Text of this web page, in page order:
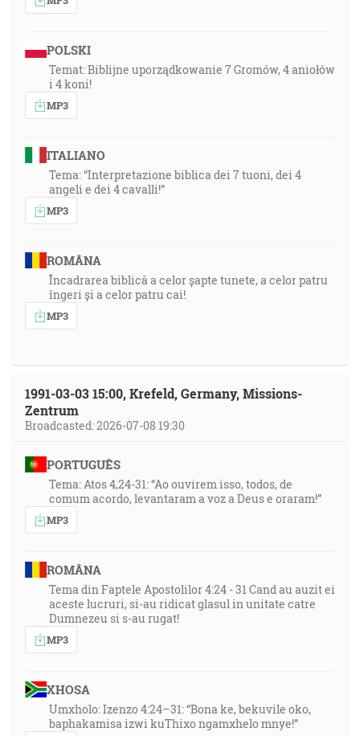
POLSKI
Temat: Biblijne uporządkowanie 7 Gromów, 4 aniołów
i 4 koni!
MP3
ITALIANO
Tema: “Interpretazione biblica dei 7 tuoni, dei 4
angeli e dei 4 cavalli!”
MP3
ROMÂNA
Încadrarea biblică a celor șapte tunete, a celor patru
îngeri și a celor patru cai!
MP3
1991-03-03 15:00, Krefeld, Germany, Missions-
Zentrum
Broadcasted: 2026-07-08 19:30
PORTUGUÊS
Tema: Atos 4,24-31: “Ao ouvirem isso, todos, de
comum acordo, levantaram a voz a Deus e oraram!”
MP3
ROMÂNA
Tema din Faptele Apostolilor 4:24 - 31 Cand au auzit ei
aceste lucruri, si-au ridicat glasul in unitate catre
Dumnezeu si s-au rugat!
MP3
XHOSA
Umxholo: Izenzo 4:24–31: “Bona ke, bekuvile oko,
baphakamisa izwi kuThixo ngamxhelo mnye!”